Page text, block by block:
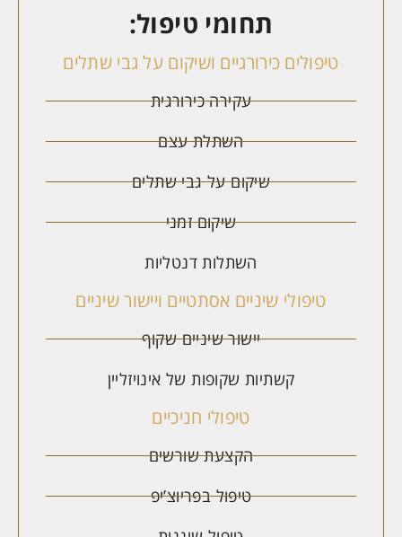
תחומי טיפול:
טיפולים כירורגיים ושיקום על גבי שתלים
עקירה כירורגית
השתלת עצם
שיקום על גבי שתלים
שיקום זמני
השתלות דנטליות
טיפולי שיניים אסתטיים ויישור שיניים
יישור שיניים שקוף
קשתיות שקופות של אינויזליין
טיפולי חניכיים
הקצעת שורשים
טיפול בפריוצ’יפ